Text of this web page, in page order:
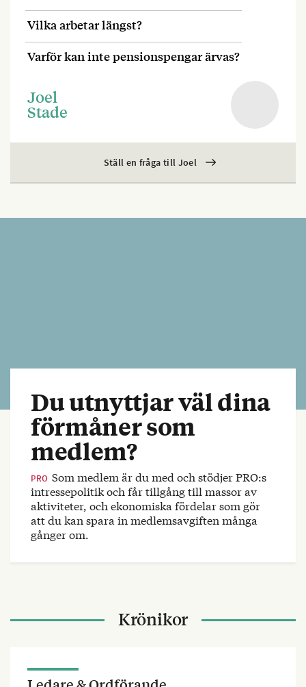
Vilka arbetar längst?
Varför kan inte pensionspengar ärvas?
Joel
Stade
Ställ en fråga till Joel
Du utnyttjar väl dina
förmåner som
medlem?
PRO Som medlem är du med och stödjer PRO:s
intressepolitik och får tillgång till massor av
aktiviteter, och ekonomiska fördelar som gör
att du kan spara in medlemsavgiften många
gånger om.
Krönikor